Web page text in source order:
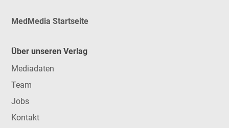
MedMedia Startseite
Über unseren Verlag
Mediadaten
Team
Jobs
Kontakt